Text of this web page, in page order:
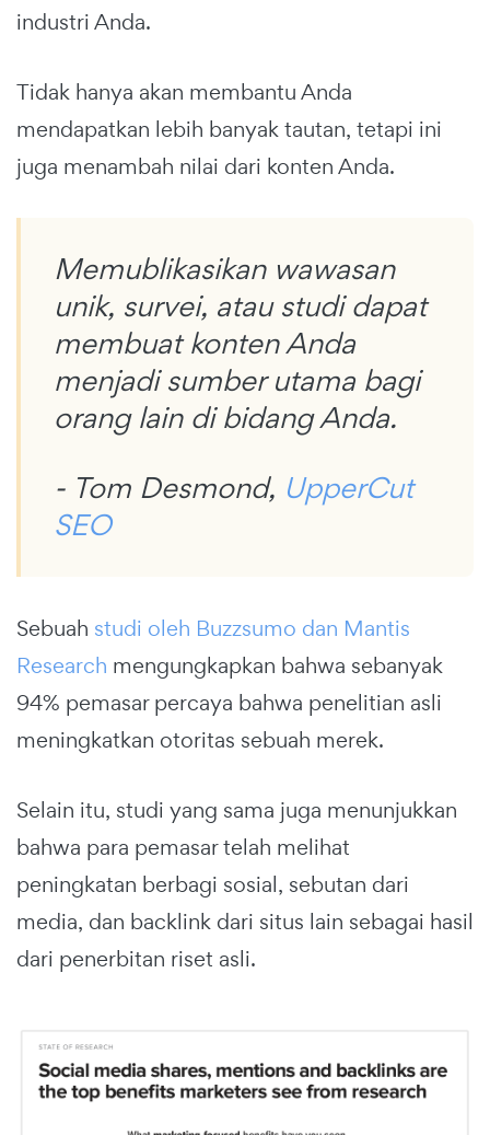
industri Anda.
Tidak hanya akan membantu Anda
mendapatkan lebih banyak tautan, tetapi ini
juga menambah nilai dari konten Anda.
Memublikasikan wawasan
unik, survei, atau studi dapat
membuat konten Anda
menjadi sumber utama bagi
orang lain di bidang Anda.
- Tom Desmond, UpperCut
SEO
Sebuah studi oleh Buzzsumo dan Mantis
Research mengungkapkan bahwa sebanyak
94% pemasar percaya bahwa penelitian asli
meningkatkan otoritas sebuah merek.
Selain itu, studi yang sama juga menunjukkan
bahwa para pemasar telah melihat
peningkatan berbagi sosial, sebutan dari
media, dan backlink dari situs lain sebagai hasil
dari penerbitan riset asli.